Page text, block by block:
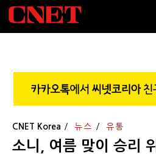
CNET Korea 뉴스 유통
소니, 여름 맞이 승리